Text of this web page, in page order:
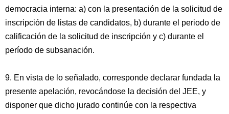
democracia interna: a) con la presentación de la solicitud de
inscripción de listas de candidatos, b) durante el periodo de
calificación de la solicitud de inscripción y c) durante el
período de subsanación.
9. En vista de lo señalado, corresponde declarar fundada la
presente apelación, revocándose la decisión del JEE, y
disponer que dicho jurado continúe con la respectiva